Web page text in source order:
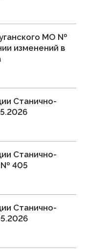
МО №
изменений в
Станично-
Станично-
№ 405
Станично-